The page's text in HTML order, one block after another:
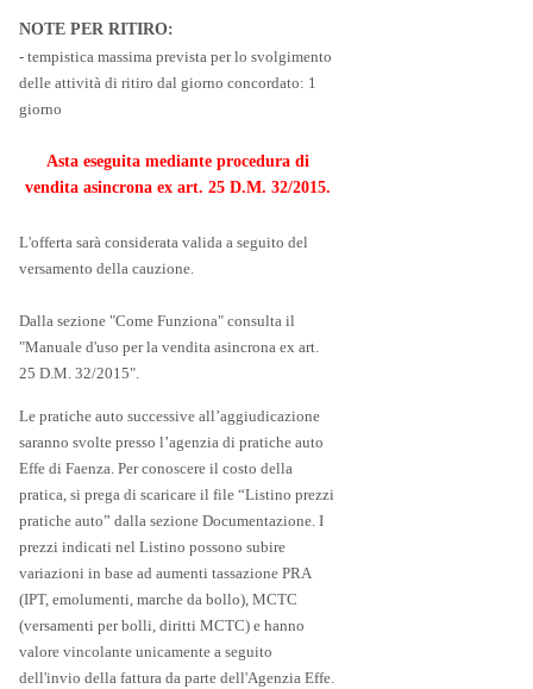
NOTE PER RITIRO:
- tempistica massima prevista per lo svolgimento
delle attività di ritiro dal giorno concordato: 1
giorno
Asta eseguita mediante procedura di
vendita asincrona ex art. 25 D.M. 32/2015.
L'offerta sarà considerata valida a seguito del
versamento della cauzione.
Dalla sezione "Come Funziona" consulta il
"Manuale d'uso per la vendita asincrona ex art.
25 D.M. 32/2015".
Le pratiche auto successive all’aggiudicazione
saranno svolte presso l’agenzia di pratiche auto
Effe di Faenza. Per conoscere il costo della
pratica, si prega di scaricare il file “Listino prezzi
pratiche auto” dalla sezione Documentazione. I
prezzi indicati nel Listino possono subire
variazioni in base ad aumenti tassazione PRA
(IPT, emolumenti, marche da bollo), MCTC
(versamenti per bolli, diritti MCTC) e hanno
valore vincolante unicamente a seguito
dell'invio della fattura da parte dell'Agenzia Effe.